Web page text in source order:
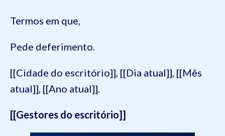
Termos em que,
Pede deferimento.
[[Cidade do escritório]], [[Dia atual]], [[Mês
atual]], [[Ano atual]].
[[Gestores do escritório]]